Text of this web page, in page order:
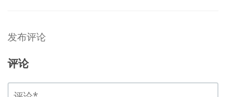
发布评论
评论